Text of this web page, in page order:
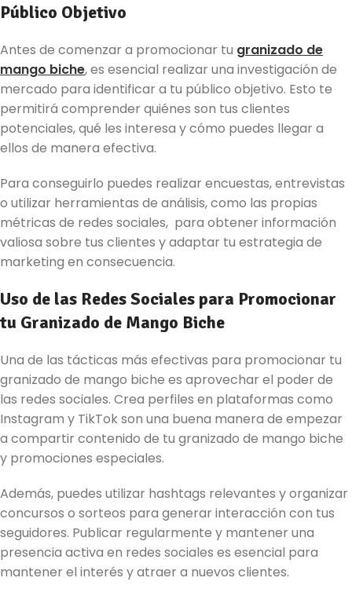
Público Objetivo
Antes de comenzar a promocionar tu granizado de
mango biche, es esencial realizar una investigación de
mercado para identificar a tu público objetivo. Esto te
permitirá comprender quiénes son tus clientes
potenciales, qué les interesa y cómo puedes llegar a
ellos de manera efectiva.
Para conseguirlo puedes realizar encuestas, entrevistas
o utilizar herramientas de análisis, como las propias
métricas de redes sociales, para obtener información
valiosa sobre tus clientes y adaptar tu estrategia de
marketing en consecuencia.
Uso de las Redes Sociales para Promocionar
tu Granizado de Mango Biche
Una de las tácticas más efectivas para promocionar tu
granizado de mango biche es aprovechar el poder de
las redes sociales. Crea perfiles en plataformas como
Instagram y TikTok son una buena manera de empezar
a compartir contenido de tu granizado de mango biche
y promociones especiales.
Además, puedes utilizar hashtags relevantes y organizar
concursos o sorteos para generar interacción con tus
seguidores. Publicar regularmente y mantener una
presencia activa en redes sociales es esencial para
mantener el interés y atraer a nuevos clientes.